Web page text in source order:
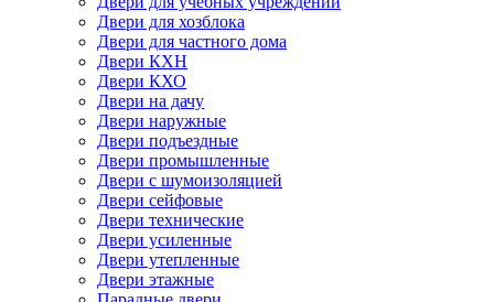
Двери для хозблока
Двери для частного дома
Двери КХН
Двери КХО
Двери на дачу
Двери наружные
Двери подъездные
Двери промышленные
Двери с шумоизоляцией
Двери сейфовые
Двери технические
Двери усиленные
Двери утепленные
Двери этажные